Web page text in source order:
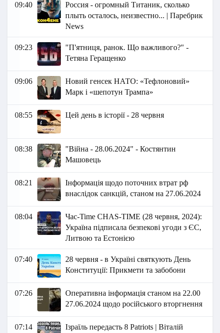
09:40
Россия - огромный Титаник, сколько
плыть осталось, неизвестно... | Паребрик
News
09:23
"П'ятниця, ранок. Що важливого?" -
Тетяна Геращенко
09:06
Новий генсек НАТО: «Тефлоновий»
Марк і «шепотун Трампа»
08:55 Цей день в історії - 28 червня
08:38
"Війна - 28.06.2024" - Костянтин
Машовець
08:21
Інформація щодо поточних втрат рф
внаслідок санкцій, станом на 27.06.2024
08:04
Час-Time CHAS-TIME (28 червня, 2024):
Україна підписала безпекові угоди з ЄС,
Литвою та Естонією
07:40
28 червня - в Україні святкують День
Конституції: Прикмети та забобони
07:26
Оперативна інформація станом на 22.00
27.06.2024 щодо російського вторгнення
07:14
Ізраїль передасть 8 Patriots | Віталій